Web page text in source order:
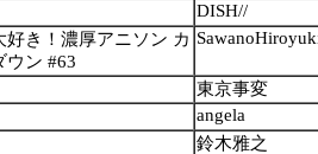
DISH//
好き！濃厚アニソン カ
ウン #63
東京事変
angela
鈴木雅之